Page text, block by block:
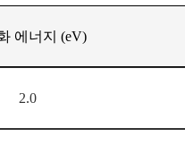
에너지 (eV)
2.0